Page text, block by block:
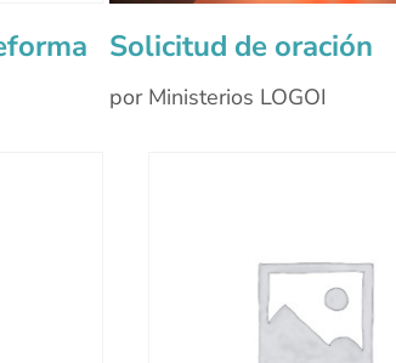
Solicitud de oración
por Ministerios LOGOI